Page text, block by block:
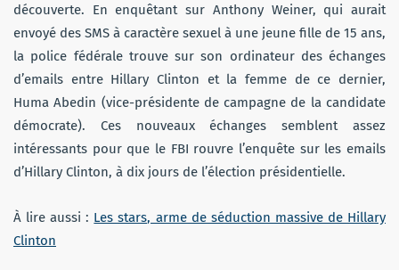
découverte. En enquêtant sur Anthony Weiner, qui aurait
envoyé des SMS à caractère sexuel à une jeune fille de 15 ans,
la police fédérale trouve sur son ordinateur des échanges
d’emails entre Hillary Clinton et la femme de ce dernier,
Huma Abedin (vice-présidente de campagne de la candidate
démocrate). Ces nouveaux échanges semblent assez
intéressants pour que le FBI rouvre l’enquête sur les emails
d’Hillary Clinton, à dix jours de l’élection présidentielle.
À lire aussi : Les stars, arme de séduction massive de Hillary
Clinton